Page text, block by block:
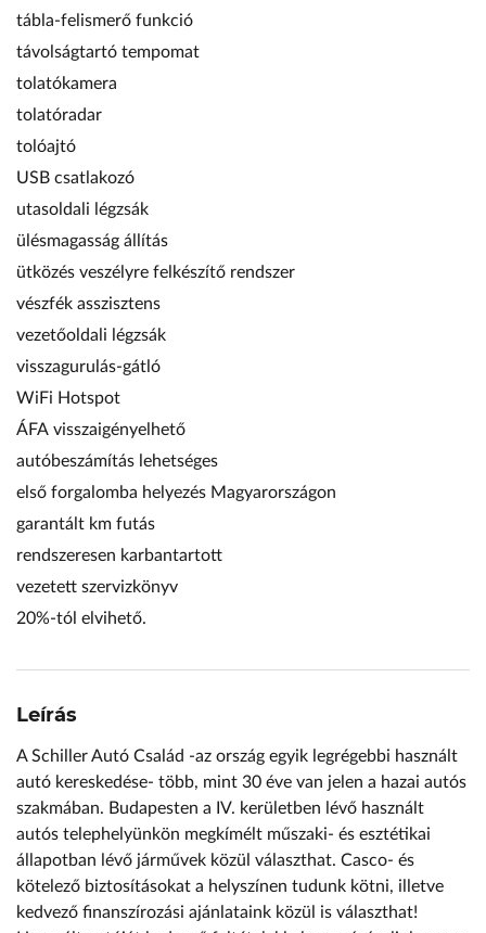
tábla-felismerő funkció
távolságtartó tempomat
tolatókamera
tolatóradar
tolóajtó
USB csatlakozó
utasoldali légzsák
ülésmagasság állítás
ütközés veszélyre felkészítő rendszer
vészfék asszisztens
vezetőoldali légzsák
visszagurulás-gátló
WiFi Hotspot
ÁFA visszaigényelhető
autóbeszámítás lehetséges
első forgalomba helyezés Magyarországon
garantált km futás
rendszeresen karbantartott
vezetett szervizkönyv
20%-tól elvihető.
Leírás
A Schiller Autó Család -az ország egyik legrégebbi használt
autó kereskedése- több, mint 30 éve van jelen a hazai autós
szakmában. Budapesten a IV. kerületben lévő használt
autós telephelyünkön megkímélt műszaki- és esztétikai
állapotban lévő járművek közül választhat. Casco- és
kötelező biztosításokat a helyszínen tudunk kötni, illetve
kedvező finanszírozási ajánlataink közül is választhat!